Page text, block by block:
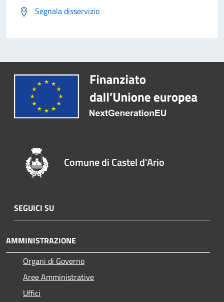
Segnala disservizio
Comune di Castel d'Ario
SEGUICI SU
AMMINISTRAZIONE
Organi di Governo
Aree Amministrative
Uffici